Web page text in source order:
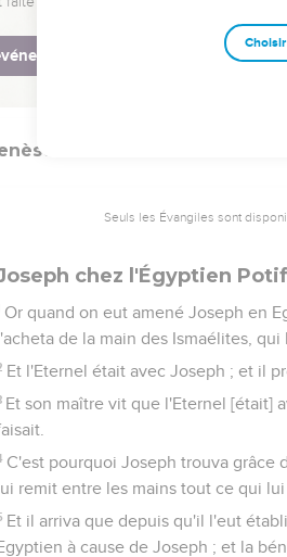
Mais comme il eut retiré sa main,
sur toi ; et on le nomma Pharez.
Ensuite son frère sortit, ayant sur
Seuls les Évangiles sont
chez l'Égyptien
Or quand on eut amené Joseph en
de la main des Ismaélites, qui
Et l'Eternel était avec Joseph ; et il
Et son maître vit que l'Eternel [était]
C'est pourquoi Joseph trouva grâce
remit entre les mains tout ce qui lui
Et il arriva que depuis qu'il l'eut
à cause de Joseph ; et la